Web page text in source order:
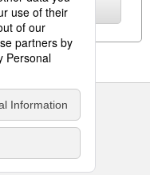
ら
キーポリシー
ク ホールディングス
ョンズ株式会社